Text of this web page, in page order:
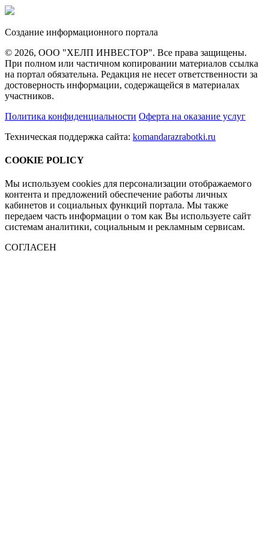
Создание информационного портала
© 2026, ООО "ХЕЛП ИНВЕСТОР". Все права защищены.
При полном или частичном копировании материалов ссылка
на портал обязательна. Редакция не несет ответственности за
достоверность информации, содержащейся в материалах
участников.
Политика конфиденциальности Оферта на оказание услуг
Техническая поддержка сайта: komandarazrabotki.ru
COOKIE POLICY
Мы используем cookies для персонализации отображаемого
контента и предложений обеспечение работы личных
кабинетов и социальных функций портала. Мы также
передаем часть информации о том как Вы используете сайт
системам аналитики, социальным и рекламным сервисам.
СОГЛАСЕН